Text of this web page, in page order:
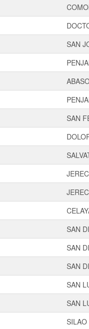
SAN
SAN
SAN
SAN
SAN
SAN
SAN
SILAO